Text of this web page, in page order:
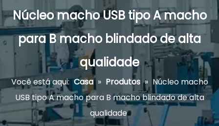
Núcleo macho USB tipo A macho
para B macho blindado de alta
qualidade
Você está aqui: Casa » Produtos » Núcleo macho
USB tipo A macho para B macho blindado de alta
qualidade